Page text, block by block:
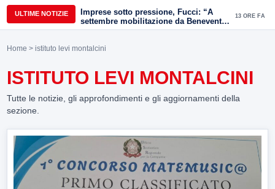
ULTIME NOTIZIE
Imprese sotto pressione, Fucci: “A
settembre mobilitazione da Benevento
e Avellino”
13 ORE FA
Home > istituto levi montalcini
ISTITUTO LEVI MONTALCINI
Tutte le notizie, gli approfondimenti e gli aggiornamenti della
sezione.